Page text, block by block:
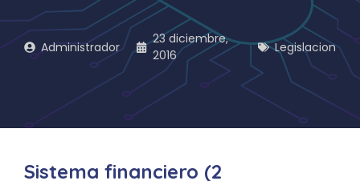
Administrador
23 diciembre,
2016
Legislacion
Sistema financiero (2